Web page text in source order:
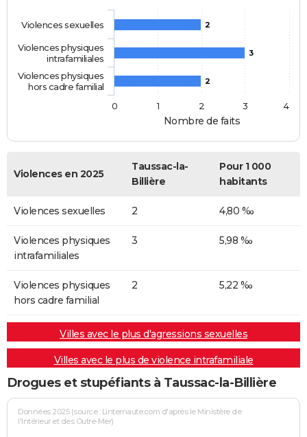
Nombre de faits
2
3
2
Violences sexuelles
Violences physiques
intrafamiliales
Violences physiques
hors cadre familial
0
1 2 3 4
Violences en 2025
Taussac-la-
Billière
Pour 1 000
habitants
Violences sexuelles 2 4,80 ‰
Violences physiques
intrafamiliales
3 5,98 ‰
Violences physiques
hors cadre familial
2 5,22 ‰
Villes avec le plus d'agressions sexuelles
Villes avec le plus de violence intrafamiliale
Drogues et stupéfiants à Taussac-la-Billière
Données 2025 (source : Linternaute.com d'après le Ministère de
l'Intérieur et des Outre-Mer)